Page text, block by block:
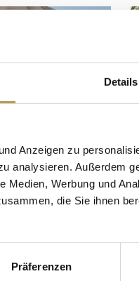
Details
Anzeigen zu
analysieren. Außerdem
Medien, Werbung und
die Sie ihnen
Präferenzen